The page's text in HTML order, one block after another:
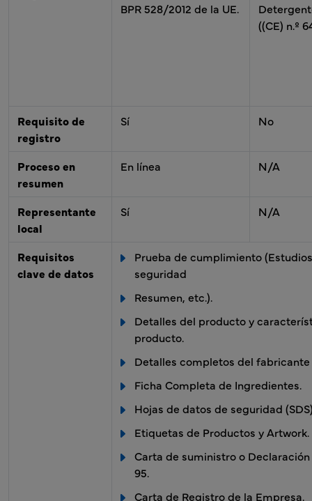
BPR 528/2012 de la UE.
((CE) n.º
Requisito de
registro
Sí No
Proceso en
resumen
En línea N/A
Representante
local
Sí N/A
Requisitos
clave de datos
Prueba de cumplimiento
seguridad
Resumen, etc.).
Detalles del producto y
producto.
Detalles completos del
Ficha Completa de Ingredientes.
Hojas de datos de seguridad
Etiquetas de Productos y Artwork.
Carta de suministro o
95.
Carta de Registro de la Empresa.